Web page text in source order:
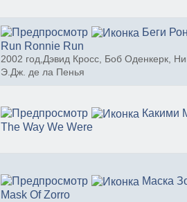
Беги
Run Ronnie Run
2002 год,Дэвид Кросс, Боб Оденкерк,
Э.Дж. де ла Пенья
Какими
The Way We Were
Маска
Mask Of Zorro